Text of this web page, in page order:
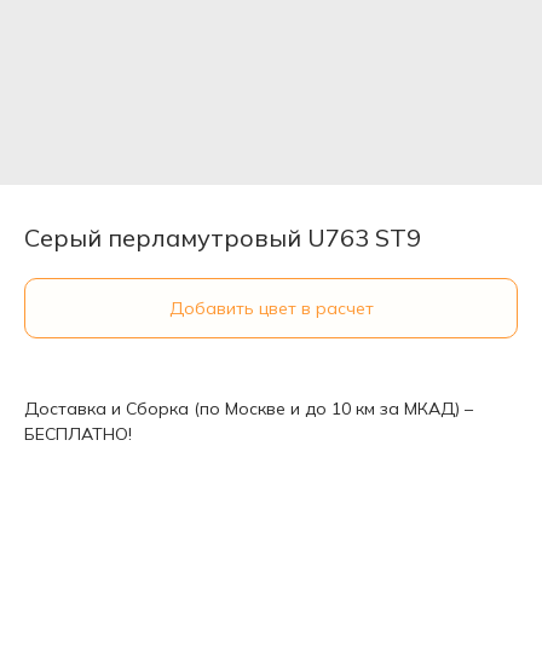
Серый перламутровый U763 ST9
Добавить цвет в расчет
Доставка и Сборка (по Москве и до 10 км за МКАД) –
БЕСПЛАТНО!